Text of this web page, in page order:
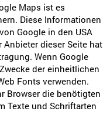
Maps ist es
Diese Informationen
Google in den USA
dieser Seite hat
Wenn Google
der einheitlichen
Fonts verwenden.
Browser die benötigten
Texte und Schriftarten